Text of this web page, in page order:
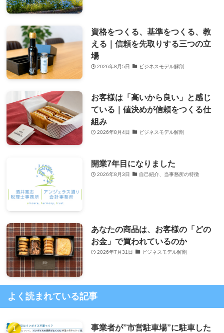
資格をつくる、基準をつくる、教
える｜信頼を先取りする三つの立
場
2026年8月5日 ビジネスモデル解剖
お客様は「高いから良い」と感じ
ている｜値決めが信頼をつくる仕
組み
2026年8月4日 ビジネスモデル解剖
開業7年目になりました
2026年8月3日 自己紹介、当事務所の特徴
あなたの商品は、お客様の「どの
お金」で買われているのか
2026年7月31日 ビジネスモデル解剖
よく読まれている記事
事業者が”市営駐車場”に駐車した